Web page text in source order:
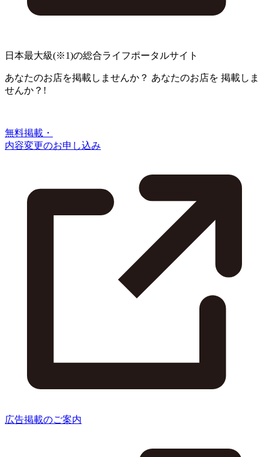
日本最大級(※1)の総合ライフポータルサイト
あなたのお店を掲載しませんか？ あなたのお店を 掲載しま
せんか？!
無料掲載・
内容変更のお申し込み
広告掲載のご案内